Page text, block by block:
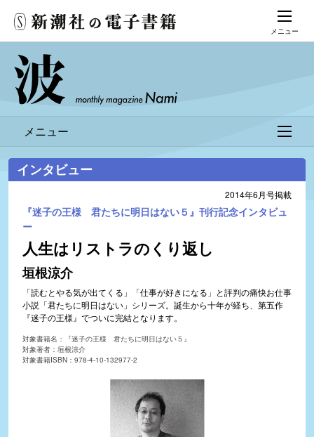
メニュー
メニュー
インタビュー
2014年6月号掲載
『迷子の王様 君たちに明日はない５』刊行記念インタビュ
ー
人生はリストラのくり返し
垣根涼介
「読むとやる気が出てくる」「仕事が好きになる」と評判の痛快お仕事
小説「君たちに明日はない」シリーズ。誕生から十年が経ち、第五作
『迷子の王様』でついに完結となります。
対象書籍名：『迷子の王様 君たちに明日はない５』
対象著者：垣根涼介
対象書籍ISBN：978-4-10-132977-2